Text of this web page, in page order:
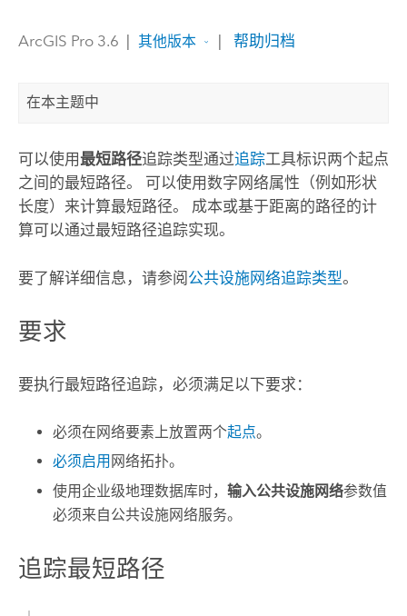
ArcGIS Pro 3.6 | 其他版本 | 帮助归档
在本主题中
可以使用最短路径追踪类型通过追踪工具标识两个起点
之间的最短路径。 可以使用数字网络属性（例如形状
长度）来计算最短路径。 成本或基于距离的路径的计
算可以通过最短路径追踪实现。
要了解详细信息，请参阅公共设施网络追踪类型。
要求
要执行最短路径追踪，必须满足以下要求：
必须在网络要素上放置两个起点。
必须启用 网络拓扑。
使用企业级地理数据库时，输入公共设施网络参数值
必须来自公共设施网络服务。
追踪最短路径